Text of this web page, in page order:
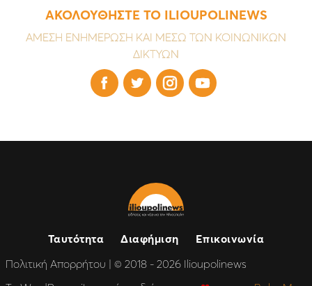
ΑΚΟΛΟΥΘΗΣΤΕ ΤΟ ILIOUPOLINEWS
ΑΜΕΣΗ ΕΝΗΜΕΡΩΣΗ ΚΑΙ ΜΕΣΩ ΤΩΝ ΚΟΙΝΩΝΙΚΩΝ
ΔΙΚΤΥΩΝ
   
Ταυτότητα Διαφήμιση
Επικοινωνία
Πολιτική Απορρήτου | © 2018 - 2026 Ilioupolinews